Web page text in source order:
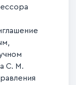
С. М.